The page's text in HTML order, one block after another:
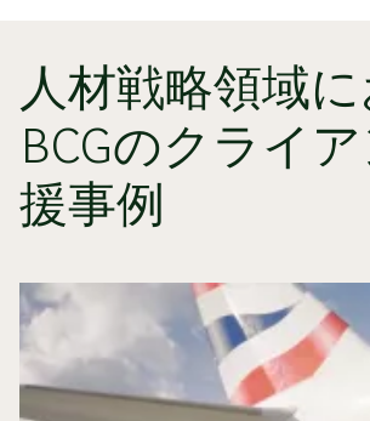
人材戦略領域
BCGのクライ
援事例